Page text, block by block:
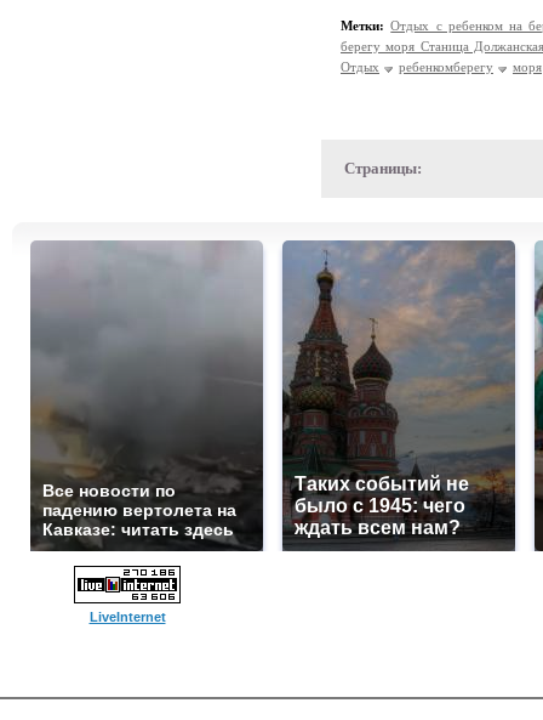
Метки: Отдых с ребенком на
берегу моря Станица
Отдых
ребенкомберегу моря
Страницы:
Все новости по
падению вертолета на
Кавказе: читать здесь
Таких событий не
было с 1945: чего
ждать всем нам?
LiveInternet